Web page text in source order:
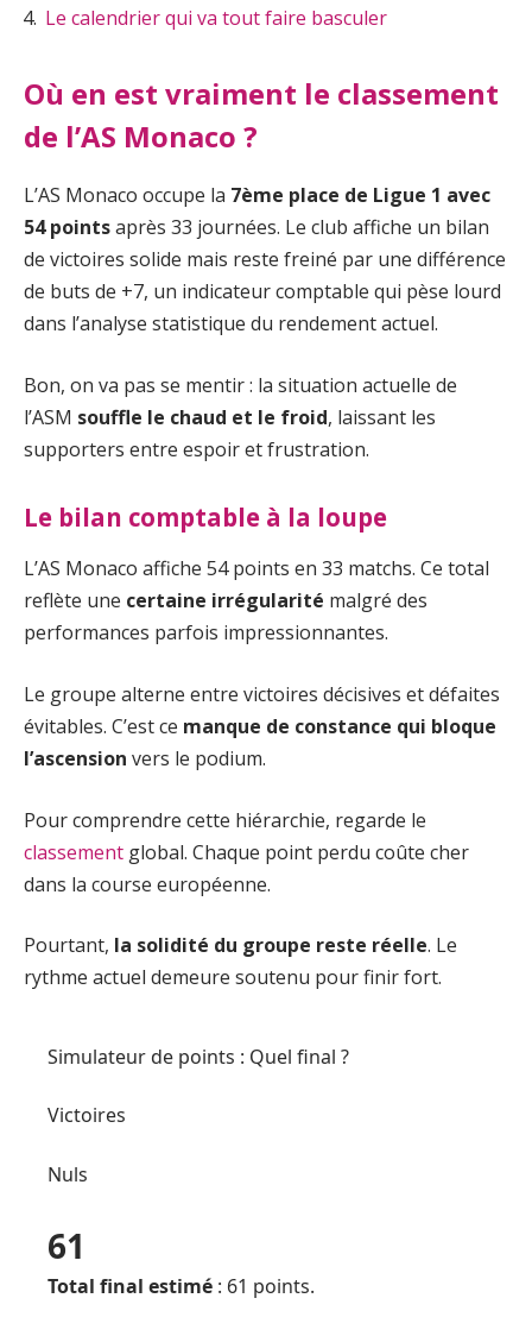
Le calendrier qui va tout faire basculer
Où en est vraiment le classement
de l’AS Monaco ?
L’AS Monaco occupe la 7ème place de Ligue 1 avec
54 pointsaprès 33 journées. Le club affiche un bilan
de victoires solide mais reste freiné par une différence
de buts de +7, un indicateur comptable qui pèse lourd
dans l’analyse statistique du rendement actuel.
Bon, on va pas se mentir : la situation actuelle de
l’ASM souffle le chaud et le froid, laissant les
supporters entre espoir et frustration.
Le bilan comptable à la loupe
L’AS Monaco affiche 54 points en 33 matchs. Ce total
reflète une certaine irrégularité malgré des
performances parfois impressionnantes.
Le groupe alterne entre victoires décisives et défaites
évitables. C’est ce manque de constance qui bloque
l’ascension vers le podium.
Pour comprendre cette hiérarchie, regarde le
classement global. Chaque point perdu coûte cher
dans la course européenne.
Pourtant, la solidité du groupe reste réelle. Le
rythme actuel demeure soutenu pour finir fort.
Simulateur de points : Quel final ?
Victoires
Nuls
61
Total final estimé : 61 points.